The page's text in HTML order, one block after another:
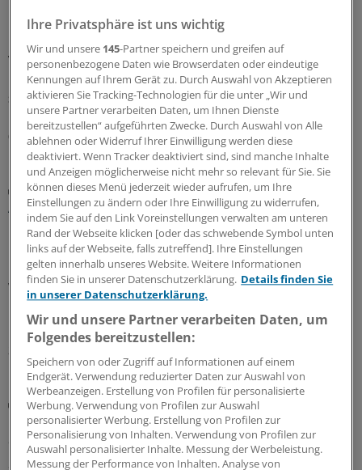
Organsysteme aus und verursachen viel Morbidität und
Kosten. Ganzheitliche Prävention ist möglich, wenn die
Versorgung die unterschiedlichen Organe gezielt in den
Blick nimmt und Risiken früh erkennt.
Sonderbericht |Mit freundlicher Unterstützung von:Roche Diagnostics
Deutschland GmbH, Mannheim
03.08.2026
Praxis-Tipps
Ältere Menschen auf Reisen: Weshalb das
Blutdruckmittel gern mal reduziert werden darf
Im Interview erklärt Tropenmediziner Tomas Jelinek, was
bei Reiseimpfungen für ältere Menschen zu beachten ist,
warum der Blutdruck im Urlaub lieber ein klein wenig
höher sein sollte, und weshalb die Reiseberatung für die
Durchimpfungsrate so wichtig ist.
24.07.2026
Früherkennung von Bluthochdruck
Hypertonie: Wenn die Smartwatch in falscher
Sicherheit wiegt
Smartwatches oder Fitness-Armbänder können durch
Ihre Privatsphäre ist uns wichtig
Wir und unsere 145-Partner speichern und greifen auf
personenbezogene Daten wie Browserdaten oder eindeutige
Kennungen auf Ihrem Gerät zu. Durch Auswahl von Akzeptieren
aktivieren Sie Tracking-Technologien für die unter „Wir und
unsere Partner verarbeiten Daten, um Ihnen Dienste
bereitzustellen“ aufgeführten Zwecke. Durch Auswahl von Alle
ablehnen oder Widerruf Ihrer Einwilligung werden diese
deaktiviert. Wenn Tracker deaktiviert sind, sind manche Inhalte
und Anzeigen möglicherweise nicht mehr so relevant für Sie. Sie
können dieses Menü jederzeit wieder aufrufen, um Ihre
Einstellungen zu ändern oder Ihre Einwilligung zu widerrufen,
indem Sie auf den Link Voreinstellungen verwalten am unteren
Rand der Webseite klicken [oder das schwebende Symbol unten
links auf der Webseite, falls zutreffend]. Ihre Einstellungen
gelten innerhalb unseres Website. Weitere Informationen
finden Sie in unserer Datenschutzerklärung. Details finden Sie
in unserer Datenschutzerklärung.
Wir und unsere Partner verarbeiten Daten, um
Folgendes bereitzustellen:
Speichern von oder Zugriff auf Informationen auf einem
Endgerät. Verwendung reduzierter Daten zur Auswahl von
Werbeanzeigen. Erstellung von Profilen für personalisierte
Werbung. Verwendung von Profilen zur Auswahl
personalisierter Werbung. Erstellung von Profilen zur
Personalisierung von Inhalten. Verwendung von Profilen zur
Auswahl personalisierter Inhalte. Messung der Werbeleistung.
Messung der Performance von Inhalten. Analyse von